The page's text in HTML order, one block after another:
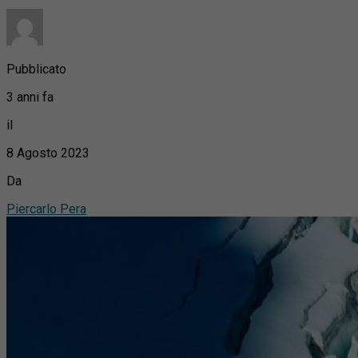
Pubblicato
3 anni fa
il
8 Agosto 2023
Da
Piercarlo Pera